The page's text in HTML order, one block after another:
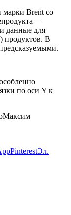
марки Brent со
—
данные для
продуктов. В
по оси Y к
PinterestЭл.